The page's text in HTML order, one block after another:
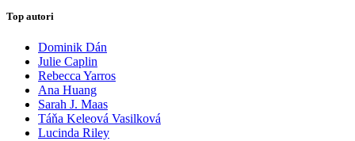
Top autori
Dominik Dán
Julie Caplin
Rebecca Yarros
Ana Huang
Sarah J. Maas
Táňa Keleová Vasilková
Lucinda Riley